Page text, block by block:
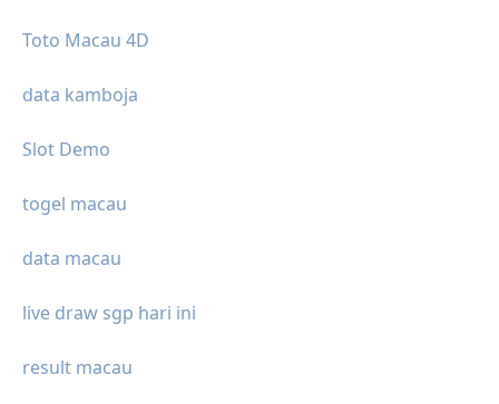
Toto Macau 4D
data kamboja
Slot Demo
togel macau
data macau
live draw sgp hari ini
result macau